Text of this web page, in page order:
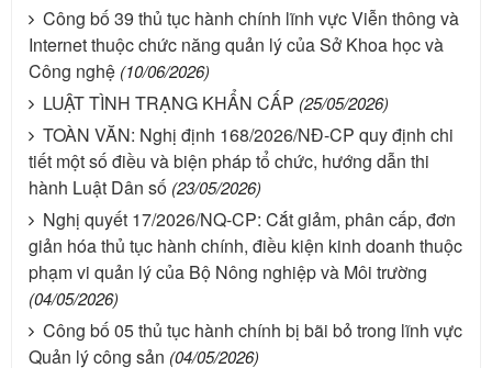
Công bố 39 thủ tục hành chính lĩnh vực Viễn thông và
Internet thuộc chức năng quản lý của Sở Khoa học và
Công nghệ (10/06/2026)
LUẬT TÌNH TRẠNG KHẨN CẤP (25/05/2026)
TOÀN VĂN: Nghị định 168/2026/NĐ-CP quy định chi
tiết một số điều và biện pháp tổ chức, hướng dẫn thi
hành Luật Dân số (23/05/2026)
Nghị quyết 17/2026/NQ-CP: Cắt giảm, phân cấp, đơn
giản hóa thủ tục hành chính, điều kiện kinh doanh thuộc
phạm vi quản lý của Bộ Nông nghiệp và Môi trường
(04/05/2026)
Công bố 05 thủ tục hành chính bị bãi bỏ trong lĩnh vực
Quản lý công sản (04/05/2026)